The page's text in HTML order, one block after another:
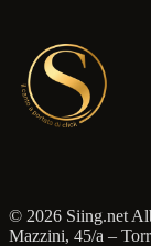
© 2026 Siing.net
Mazzini, 45/a –